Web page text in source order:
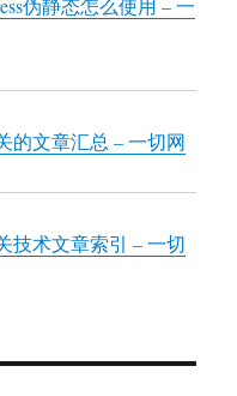
伪静态怎么使用 – 一
的文章汇总 – 一切网
技术文章索引 – 一切